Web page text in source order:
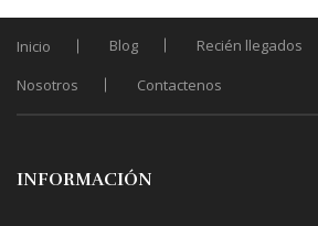
elegir
la
Inicio Blog Recién llegados
Nosotros
Contactenos
INFORMACIÓN